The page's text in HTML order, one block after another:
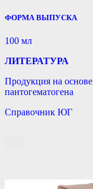
ФОРМА ВЫПУСКА
100 мл
ЛИТЕРАТУРА
Продукция на основе
пантогематогена
Справочник ЮГ